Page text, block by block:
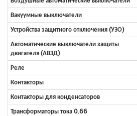
Вакуумные выключатели
Устройства защитного отключения (УЗО)
Автоматические выключатели защиты
двигателя (АВЗД)
Реле
Контакторы
Контакторы для конденсаторов
Трансформаторы тока 0.66